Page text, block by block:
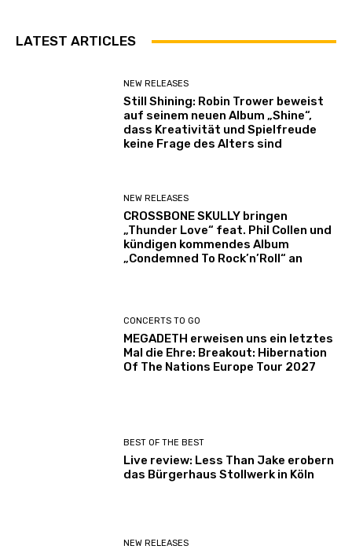
LATEST ARTICLES
NEW RELEASES
Still Shining: Robin Trower beweist
auf seinem neuen Album „Shine“,
dass Kreativität und Spielfreude
keine Frage des Alters sind
NEW RELEASES
CROSSBONE SKULLY bringen
„Thunder Love“ feat. Phil Collen und
kündigen kommendes Album
„Condemned To Rock’n’Roll“ an
CONCERTS TO GO
MEGADETH erweisen uns ein letztes
Mal die Ehre: Breakout: Hibernation
Of The Nations Europe Tour 2027
BEST OF THE BEST
Live review: Less Than Jake erobern
das Bürgerhaus Stollwerk in Köln
NEW RELEASES